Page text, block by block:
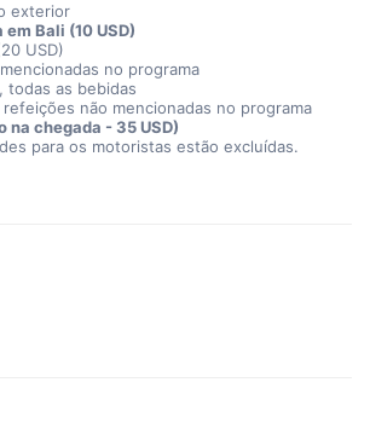
exterior
Bali (10 USD)
USD)
no programa
todas as bebidas
não mencionadas no programa
na chegada - 35 USD)
para os motoristas estão excluídas.